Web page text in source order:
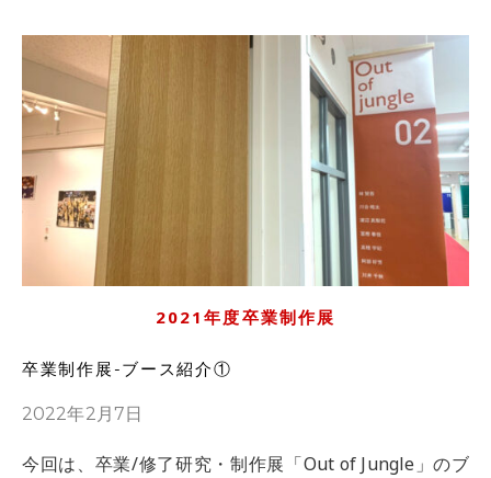
2021年度卒業制作展
卒業制作展-ブース紹介①
2022年2月7日
今回は、卒業/修了研究・制作展「Out of Jungle」のブ